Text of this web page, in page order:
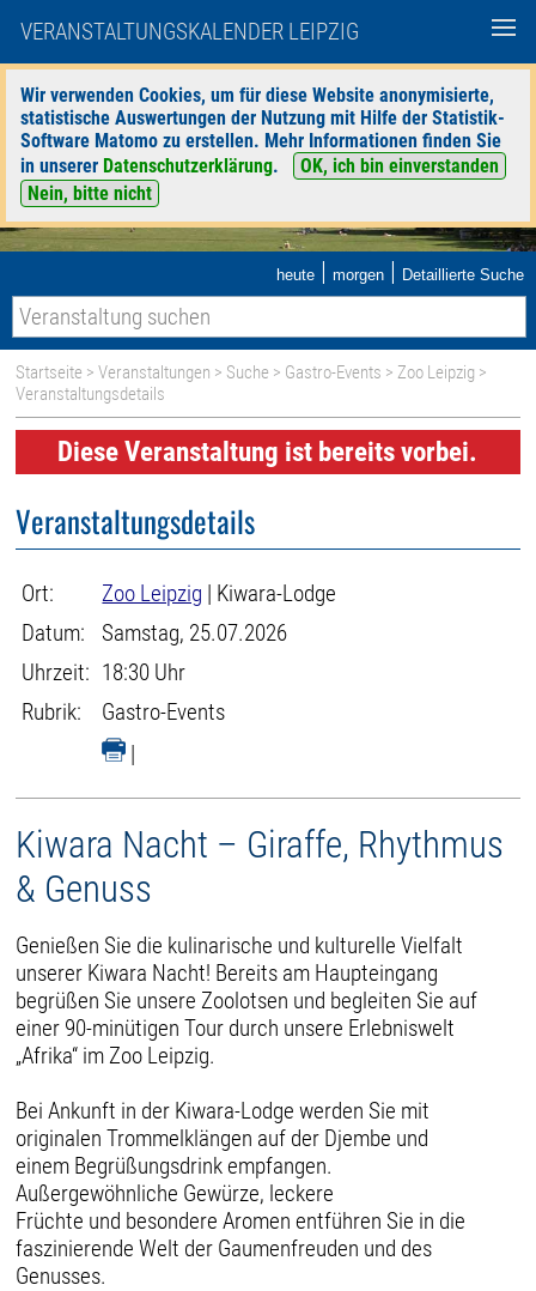
VERANSTALTUNGSKALENDER LEIPZIG
Wir verwenden Cookies, um für diese Website anonymisierte,
statistische Auswertungen der Nutzung mit Hilfe der Statistik-
Software Matomo zu erstellen. Mehr Informationen finden Sie
in unserer Datenschutzerklärung.
OK, ich bin einverstanden
Nein, bitte nicht
heute | morgen | Detaillierte Suche
Startseite >Veranstaltungen > Suche > Gastro-Events >Zoo Leipzig >
Veranstaltungsdetails
Diese Veranstaltung ist bereits vorbei.
Veranstaltungsdetails
Ort: Zoo Leipzig | Kiwara-Lodge
Datum:
Samstag, 25.07.2026
Uhrzeit: 18:30 Uhr
Rubrik:
Gastro-Events
|
Kiwara Nacht – Giraffe, Rhythmus
& Genuss
Genießen Sie die kulinarische und kulturelle Vielfalt
unserer Kiwara Nacht! Bereits am Haupteingang
begrüßen Sie unsere Zoolotsen und begleiten Sie auf
einer 90-minütigen Tour durch unsere Erlebniswelt
„Afrika“ im Zoo Leipzig.
Bei Ankunft in der Kiwara-Lodge werden Sie mit
originalen Trommelklängen auf der Djembe und
einem Begrüßungsdrink empfangen.
Außergewöhnliche Gewürze, leckere
Früchte und besondere Aromen entführen Sie in die
faszinierende Welt der Gaumenfreuden und des
Genusses.